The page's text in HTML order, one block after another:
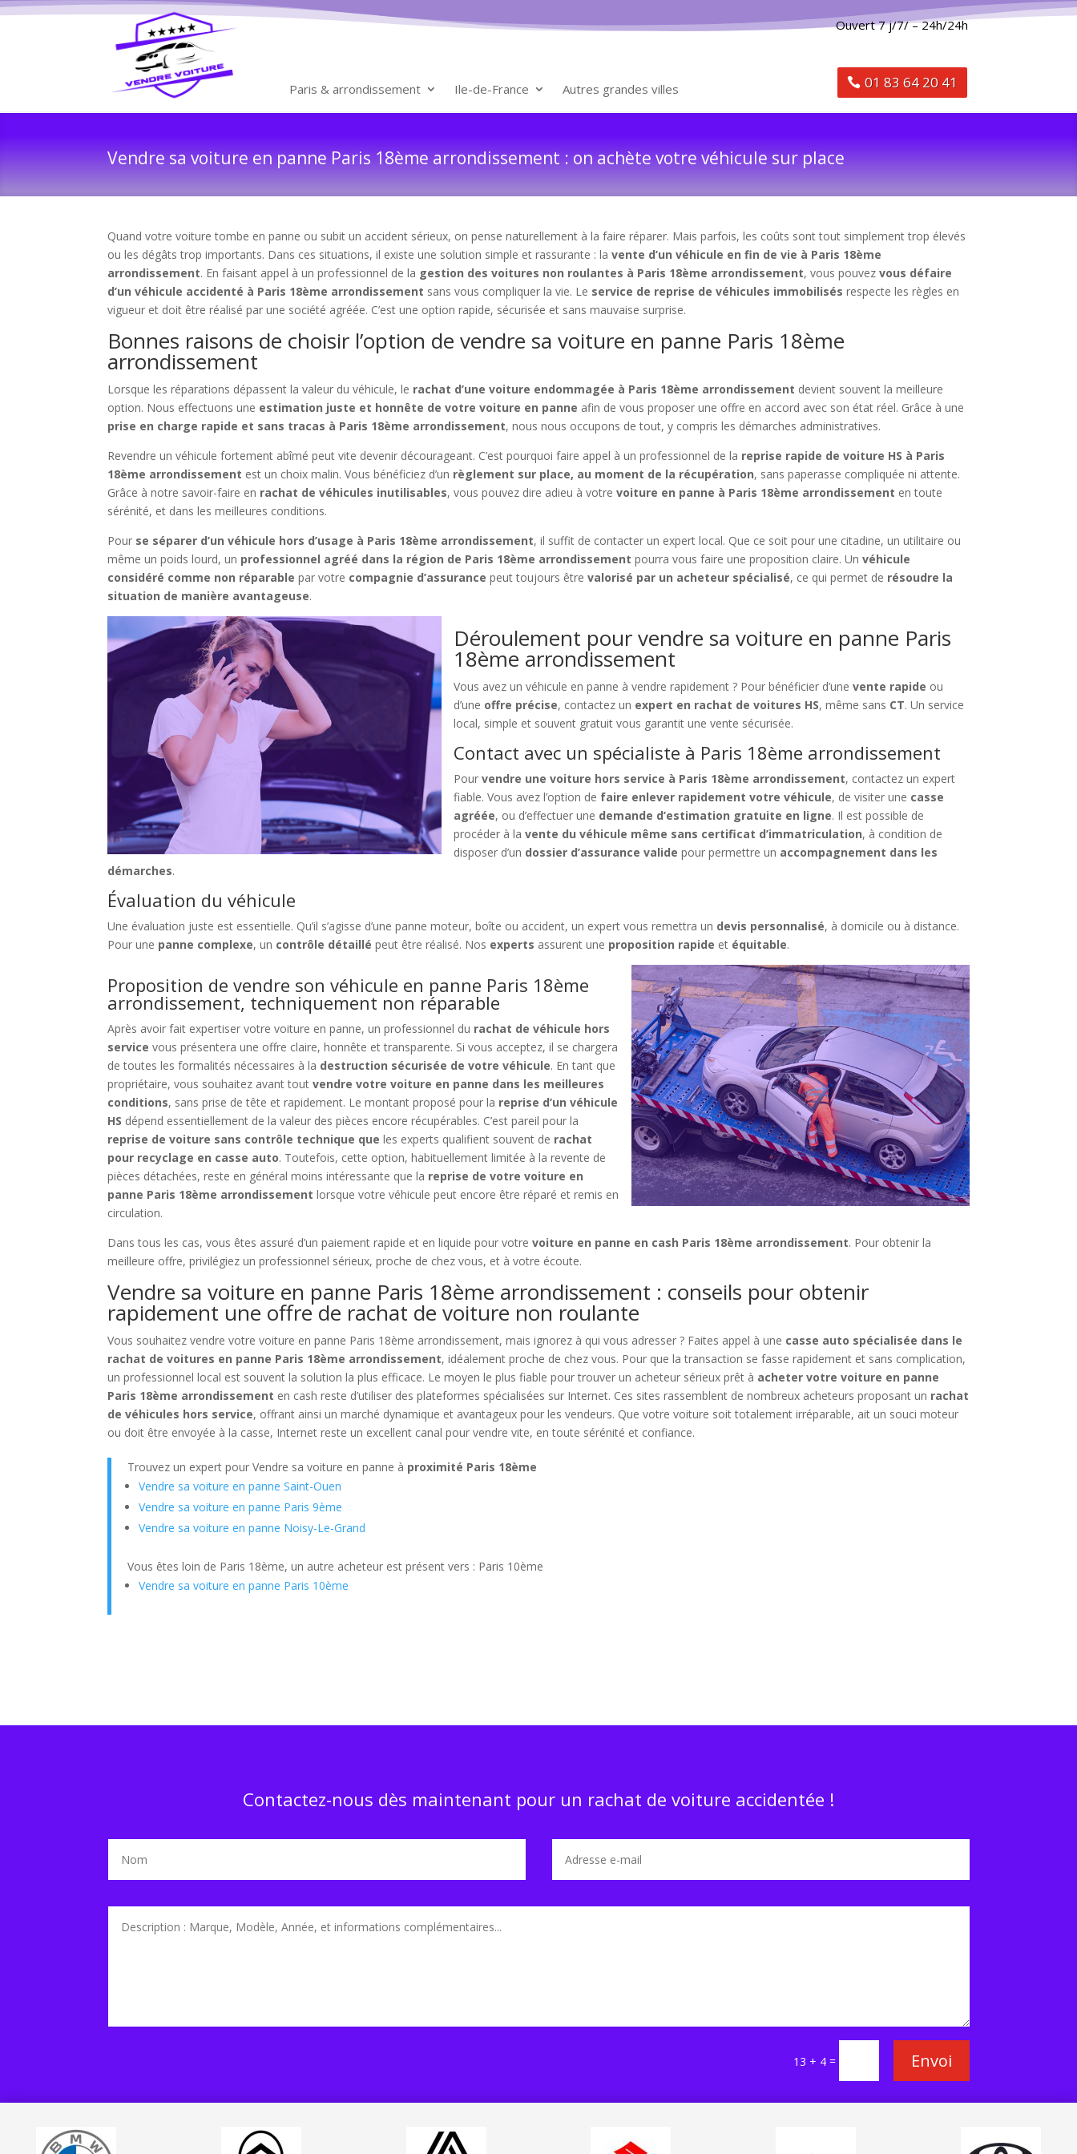
Paris & arrondissement Ile-de-France Autres grandes villes
Ouvert 7 j/7/ – 24h/24h
01 83 64 20 41
Vendre sa voiture en panne Paris 18ème arrondissement : on achète votre véhicule sur place
Quand votre voiture tombe en panne ou subit un accident sérieux, on pense naturellement à la faire réparer. Mais parfois, les coûts sont tout simplement trop élevés
ou les dégâts trop importants. Dans ces situations, il existe une solution simple et rassurante : lavente d’un véhicule en fin de vie à Paris 18ème
arrondissement. En faisant appel à un professionnel de la gestion des voitures non roulantes à Paris 18ème arrondissement, vous pouvezvous défaire
d’un véhicule accidenté à Paris 18ème arrondissement sans vous compliquer la vie. Le service de reprise de véhicules immobilisés respecte les règles en
vigueur et doit être réalisé par une société agréée. C’est une option rapide, sécurisée et sans mauvaise surprise.
Bonnes raisons de choisir l’option de vendre sa voiture en panne Paris 18ème
arrondissement
Lorsque les réparations dépassent la valeur du véhicule, le rachat d’une voiture endommagée à Paris 18ème arrondissement devient souvent la meilleure
option. Nous effectuons une estimation juste et honnête de votre voiture en panne afin de vous proposer une offre en accord avec son état réel. Grâce à une
prise en charge rapide et sans tracas à Paris 18ème arrondissement, nous nous occupons de tout, y compris les démarches administratives.
Revendre un véhicule fortement abîmé peut vite devenir décourageant. C’est pourquoi faire appel à un professionnel de la reprise rapide de voiture HS à Paris
18ème arrondissement est un choix malin. Vous bénéficiez d’un règlement sur place, au moment de la récupération, sans paperasse compliquée ni attente.
Grâce à notre savoir-faire en rachat de véhicules inutilisables, vous pouvez dire adieu à votrevoiture en panne à Paris 18ème arrondissement en toute
sérénité, et dans les meilleures conditions.
Pour se séparer d’un véhicule hors d’usage à Paris 18ème arrondissement, il suffit de contacter un expert local. Que ce soit pour une citadine, un utilitaire ou
même un poids lourd, un professionnel agréé dans la région de Paris 18ème arrondissement pourra vous faire une proposition claire. Unvéhicule
considéré comme non réparable par votre compagnie d’assurance peut toujours êtrevalorisé par un acheteur spécialisé, ce qui permet de résoudre la
situation de manière avantageuse.
Déroulement pour vendre sa voiture en panne Paris
18ème arrondissement
Vous avez un véhicule en panne à vendre rapidement ? Pour bénéficier d’unevente rapide ou
d’une offre précise, contactez un expert en rachat de voitures HS, même sans CT. Un service
local, simple et souvent gratuit vous garantit une vente sécurisée.
Contact avec un spécialiste à Paris 18ème arrondissement
Pourvendre une voiture hors service à Paris 18ème arrondissement, contactez un expert
fiable. Vous avez l’option de faire enlever rapidement votre véhicule, de visiter une casse
agréée, ou d’effectuer une demande d’estimation gratuite en ligne. Il est possible de
procéder à lavente du véhicule même sans certificat d’immatriculation, à condition de
disposer d’un dossier d’assurance valide pour permettre un accompagnement dans les
démarches.
Évaluation du véhicule
Une évaluation juste est essentielle. Qu’il s’agisse d’une panne moteur, boîte ou accident, un expert vous remettra un devis personnalisé, à domicile ou à distance.
Pour une panne complexe, un contrôle détaillé peut être réalisé. Nos experts assurent une proposition rapide et équitable.
Proposition de vendre son véhicule en panne Paris 18ème
arrondissement, techniquement non réparable
Après avoir fait expertiser votre voiture en panne, un professionnel du rachat de véhicule hors
service vous présentera une offre claire, honnête et transparente. Si vous acceptez, il se chargera
de toutes les formalités nécessaires à la destruction sécurisée de votre véhicule. En tant que
propriétaire, vous souhaitez avant toutvendre votre voiture en panne dans les meilleures
conditions, sans prise de tête et rapidement. Le montant proposé pour la reprise d’un véhicule
HS dépend essentiellement de la valeur des pièces encore récupérables. C’est pareil pour la
reprise de voiture sans contrôle technique que les experts qualifient souvent de rachat
pour recyclage en casse auto. Toutefois, cette option, habituellement limitée à la revente de
pièces détachées, reste en général moins intéressante que la reprise de votre voiture en
panne Paris 18ème arrondissement lorsque votre véhicule peut encore être réparé et remis en
circulation.
Dans tous les cas, vous êtes assuré d’un paiement rapide et en liquide pour votrevoiture en panne en cash Paris 18ème arrondissement. Pour obtenir la
meilleure offre, privilégiez un professionnel sérieux, proche de chez vous, et à votre écoute.
Vendre sa voiture en panne Paris 18ème arrondissement : conseils pour obtenir
rapidement une offre de rachat de voiture non roulante
Vous souhaitez vendre votre voiture en panne Paris 18ème arrondissement, mais ignorez à qui vous adresser ? Faites appel à une casse auto spécialisée dans le
rachat de voitures en panne Paris 18ème arrondissement, idéalement proche de chez vous. Pour que la transaction se fasse rapidement et sans complication,
un professionnel local est souvent la solution la plus efficace. Le moyen le plus fiable pour trouver un acheteur sérieux prêt à acheter votre voiture en panne
Paris 18ème arrondissement en cash reste d’utiliser des plateformes spécialisées sur Internet. Ces sites rassemblent de nombreux acheteurs proposant un rachat
de véhicules hors service, offrant ainsi un marché dynamique et avantageux pour les vendeurs. Que votre voiture soit totalement irréparable, ait un souci moteur
ou doit être envoyée à la casse, Internet reste un excellent canal pour vendre vite, en toute sérénité et confiance.
Trouvez un expert pour Vendre sa voiture en panne à proximité Paris 18ème
Vendre sa voiture en panne Saint-Ouen
Vendre sa voiture en panne Paris 9ème
Vendre sa voiture en panne Noisy-Le-Grand
Vous êtes loin de Paris 18ème, un autre acheteur est présent vers : Paris 10ème
Vendre sa voiture en panne Paris 10ème
Contactez-nous dès maintenant pour un rachat de voiture accidentée !
13 + 4= Envoi